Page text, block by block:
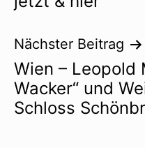
Nächster Beitrag
Wien – Leopold
Wacker“ und
Schloss